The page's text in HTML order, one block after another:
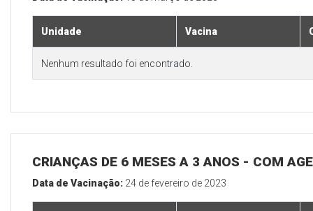
Unidade Vacina
Nenhum resultado foi encontrado.
CRIANÇAS DE 6 MESES A 3 ANOS - COM
Data de Vacinação: 24 de fevereiro de 2023